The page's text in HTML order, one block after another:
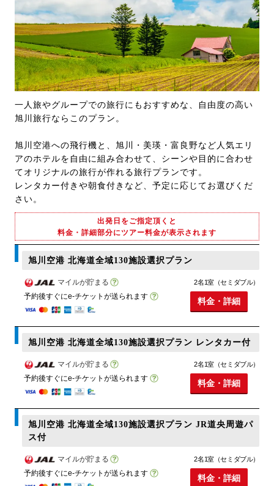
一人旅やグループでの旅行にもおすすめな、自由度の高い
旭川旅行ならこのプラン。
旭川空港への飛行機と、旭川・美瑛・富良野など人気エリ
アのホテルを自由に組み合わせて、シーンや目的に合わせ
てオリジナルの旅行が作れる旅行プランです。
レンタカー付きや朝食付きなど、予定に応じてお選びくだ
さい。
出発日をご指定頂くと
料金・詳細部分にツアー料金が表示されます
旭川空港 北海道全域130施設選択プラン
マイルが貯まる
予約後すぐにe-チケットが送られます
2名1室（セミダブル）
料金・詳細
旭川空港 北海道全域130施設選択プラン レンタカー付
マイルが貯まる
予約後すぐにe-チケットが送られます
2名1室（セミダブル）
料金・詳細
旭川空港 北海道全域130施設選択プラン JR道央周遊パ
ス付
マイルが貯まる
予約後すぐにe-チケットが送られます
2名1室（セミダブル）
料金・詳細